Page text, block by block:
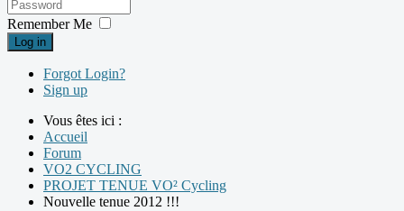
Remember Me
Log in
Forgot Login?
Sign up
Vous êtes ici :
Accueil
Forum
VO2 CYCLING
PROJET TENUE VO² Cycling
Nouvelle tenue 2012 !!!